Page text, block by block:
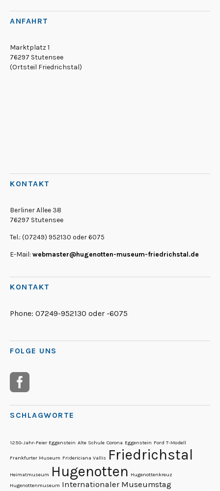
ANFAHRT
Marktplatz 1
76297 Stutensee
(Ortsteil Friedrichstal)
KONTAKT
Berliner Allee 38
76297 Stutensee
Tel.: (07249) 952130 oder 6075
E-Mail: webmaster@hugenotten-museum-friedrichstal.de
KONTAKT
Phone: 07249-952130 oder -6075
FOLGE UNS
SCHLAGWORTE
1250-Jahr-Feier Eggenstein Alte Schule Corona Eggenstein Ford T-Modell
Frankfurter Museum Fridericiana Vallis Friedrichstal
Heimatmuseum Hugenotten Hugenottenkreuz
Hugenottenmuseum Internationaler Museumstag